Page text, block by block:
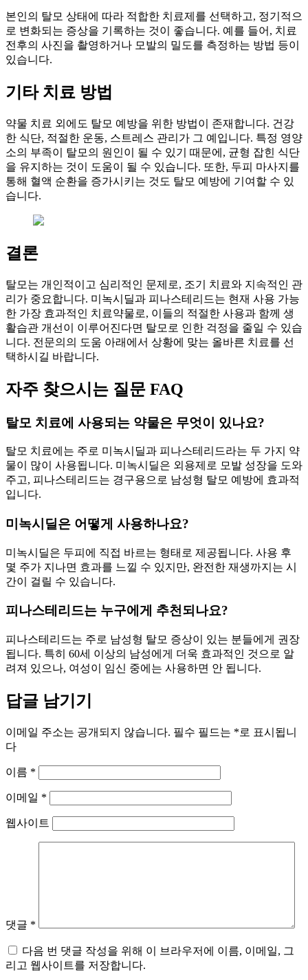
본인의 탈모 상태에 따라 적합한 치료제를 선택하고, 정기적으
로 변화되는 증상을 기록하는 것이 좋습니다. 예를 들어, 치료
전후의 사진을 촬영하거나 모발의 밀도를 측정하는 방법 등이
있습니다.
기타 치료 방법
약물 치료 외에도 탈모 예방을 위한 방법이 존재합니다. 건강
한 식단, 적절한 운동, 스트레스 관리가 그 예입니다. 특정 영양
소의 부족이 탈모의 원인이 될 수 있기 때문에, 균형 잡힌 식단
을 유지하는 것이 도움이 될 수 있습니다. 또한, 두피 마사지를
통해 혈액 순환을 증가시키는 것도 탈모 예방에 기여할 수 있
습니다.
결론
탈모는 개인적이고 심리적인 문제로, 조기 치료와 지속적인 관
리가 중요합니다. 미녹시딜과 피나스테리드는 현재 사용 가능
한 가장 효과적인 치료약물로, 이들의 적절한 사용과 함께 생
활습관 개선이 이루어진다면 탈모로 인한 걱정을 줄일 수 있습
니다. 전문의의 도움 아래에서 상황에 맞는 올바른 치료를 선
택하시길 바랍니다.
자주 찾으시는 질문 FAQ
탈모 치료에 사용되는 약물은 무엇이 있나요?
탈모 치료에는 주로 미녹시딜과 피나스테리드라는 두 가지 약
물이 많이 사용됩니다. 미녹시딜은 외용제로 모발 성장을 도와
주고, 피나스테리드는 경구용으로 남성형 탈모 예방에 효과적
입니다.
미녹시딜은 어떻게 사용하나요?
미녹시딜은 두피에 직접 바르는 형태로 제공됩니다. 사용 후
몇 주가 지나면 효과를 느낄 수 있지만, 완전한 재생까지는 시
간이 걸릴 수 있습니다.
피나스테리드는 누구에게 추천되나요?
피나스테리드는 주로 남성형 탈모 증상이 있는 분들에게 권장
됩니다. 특히 60세 이상의 남성에게 더욱 효과적인 것으로 알
려져 있으나, 여성이 임신 중에는 사용하면 안 됩니다.
답글 남기기
이메일 주소는 공개되지 않습니다. 필수 필드는 *로 표시됩니
다
이름 *
이메일 *
웹사이트
댓글 *
다음 번 댓글 작성을 위해 이 브라우저에 이름, 이메일, 그
리고 웹사이트를 저장합니다.